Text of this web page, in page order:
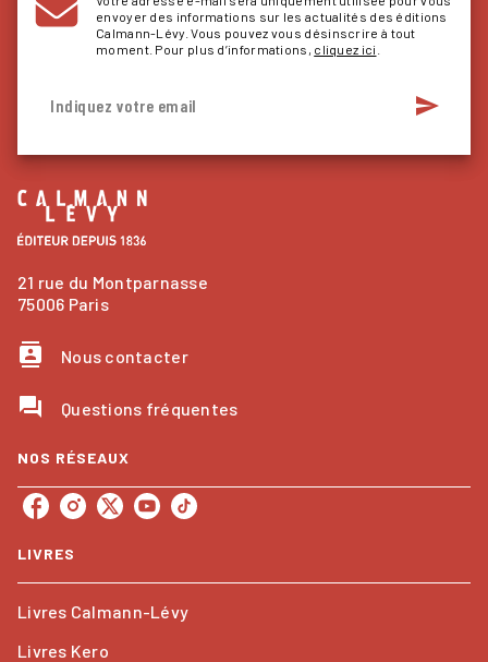
envoyer des informations sur les actualités des éditions
Calmann-Lévy. Vous pouvez vous désinscrire à tout
moment. Pour plus d’informations, cliquez ici
Indiquez votre email send
21 rue du Montparnasse
75006 Paris
contacts Nous contacter
question_answer Questions fréquentes
NOS RÉSEAUX
LIVRES
Livres Calmann-Lévy
Livres Kero